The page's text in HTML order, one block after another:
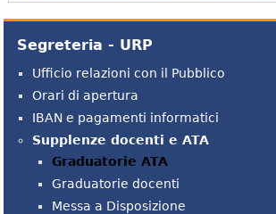
Segreteria - URP
Ufficio relazioni con il Pubblico
Orari di apertura
IBAN e pagamenti informatici
Supplenze docenti e ATA
Graduatorie ATA
Graduatorie docenti
Messa a Disposizione